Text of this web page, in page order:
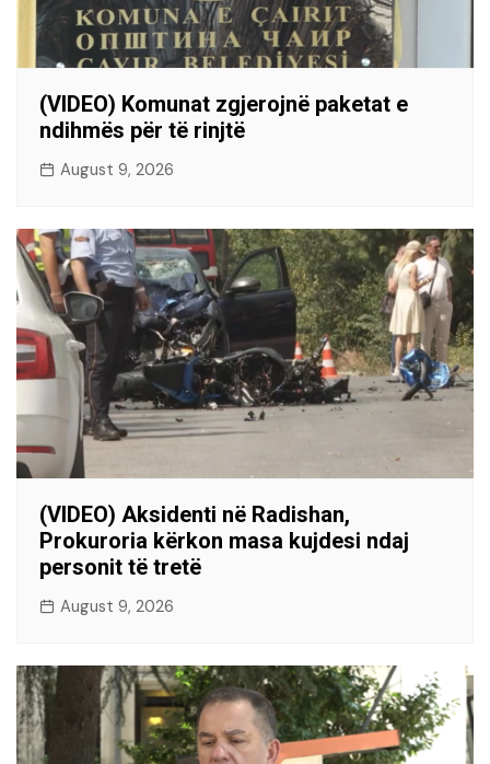
(VIDEO) Komunat zgjerojnë paketat e
ndihmës për të rinjtë
August 9, 2026
(VIDEO) Aksidenti në Radishan,
Prokuroria kërkon masa kujdesi ndaj
personit të tretë
August 9, 2026